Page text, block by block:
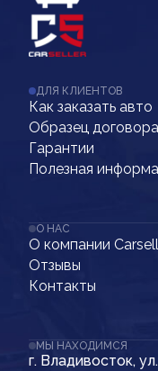
ДЛЯ КЛИЕНТОВ
Как заказать авто
Образец договора
Гарантии
Полезная
О НАС
О компании
Отзывы
Контакты
МЫ НАХОДИМСЯ
г. Владивосток,